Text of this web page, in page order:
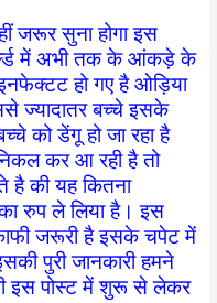
जरूर सुना होगा इस
में अभी तक के आंकड़े के
हो गए है ओड़िया
ज्यादातर बच्चे इसके
को डेंगू हो जा रहा है
कर आ रही है तो
की यह कितना
का रुप ले लिया है। इस
जरूरी है इसके चपेट में
पुरी जानकारी हमने
इस पोस्ट में शुरू से लेकर